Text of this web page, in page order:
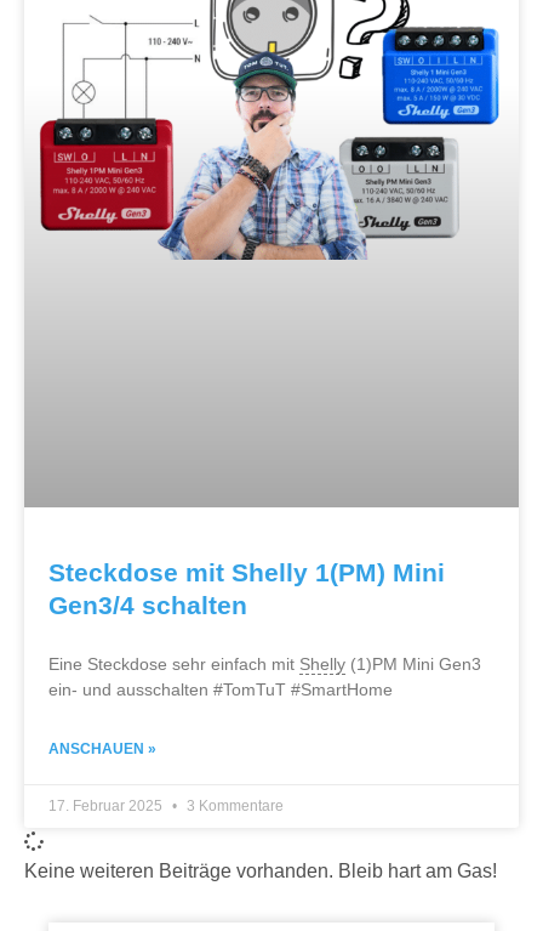
Steckdose mit Shelly 1(PM) Mini
Gen3/4 schalten
Eine Steckdose sehr einfach mit Shelly (1)PM Mini Gen3
ein- und ausschalten #TomTuT #SmartHome
ANSCHAUEN »
17. Februar 2025 3 Kommentare
Keine weiteren Beiträge vorhanden. Bleib hart am Gas!